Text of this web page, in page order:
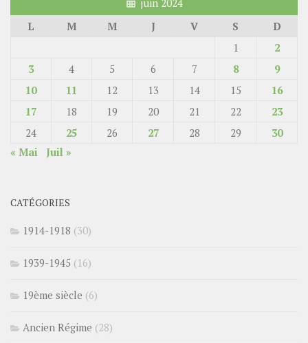
juin 2024
L
M M J V S
D
1
2
3
4 5 6 7 8
9
10
11 12 13 14 15
16
17
18 19 20 21 22
23
24
25 26 27 28 29
30
« Mai
Juil »
CATÉGORIES
1914-1918 (30)
1939-1945 (16)
19ème siècle (6)
Ancien Régime (28)